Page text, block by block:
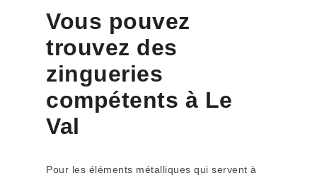
Vous pouvez
trouvez des
zingueries
compétents à Le
Val
Pour les éléments métalliques qui servent à